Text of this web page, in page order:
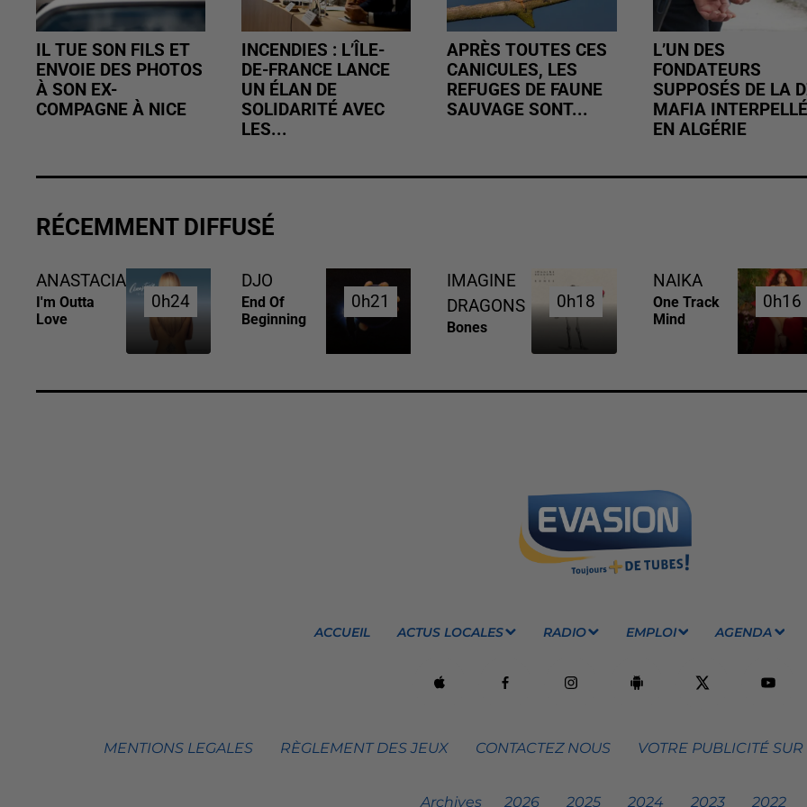
IL TUE SON FILS ET
ENVOIE DES PHOTOS
À SON EX-
COMPAGNE À NICE
INCENDIES : L’ÎLE-
DE-FRANCE LANCE
UN ÉLAN DE
SOLIDARITÉ AVEC
LES...
APRÈS TOUTES CES
CANICULES, LES
REFUGES DE FAUNE
SAUVAGE SONT...
L’UN DES
FONDATEURS
SUPPOSÉS DE LA
MAFIA INTERPELLÉ
EN ALGÉRIE
RÉCEMMENT DIFFUSÉ
ANASTACIA
I'm Outta
Love
0h24
0h24
DJO
End Of
Beginning
0h21
0h21
IMAGINE
DRAGONS
Bones
0h18
0h18
NAIKA
One Track
Mind
0h16
0h16
ACCUEIL ACTUS LOCALES RADIO EMPLOI AGENDA
MENTIONS LEGALES RÈGLEMENT DES JEUX CONTACTEZ NOUS VOTRE PUBLICITÉ
Archives 2026 2025 2024 2023 2022